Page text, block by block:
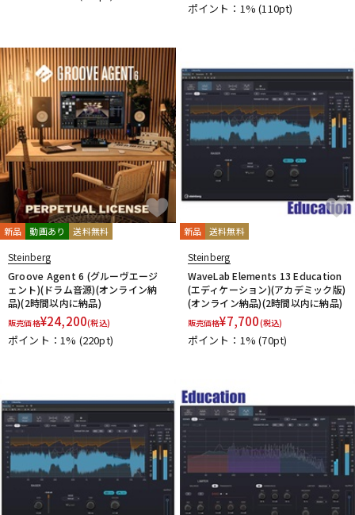
ポイント：1%(110pt)
新品 動画あり 送料無料
Steinberg
Groove Agent 6 (グルーヴエージ
ェント)(ドラム音源)(オンライン納
品)(2時間以内に納品)
販売価格¥24,200(税込)
ポイント：1% (220pt)
新品 送料無料
Steinberg
WaveLab Elements 13 Education
(エディケーション)(アカデミック版)
(オンライン納品)(2時間以内に納品)
販売価格¥7,700(税込)
ポイント：1%(70pt)